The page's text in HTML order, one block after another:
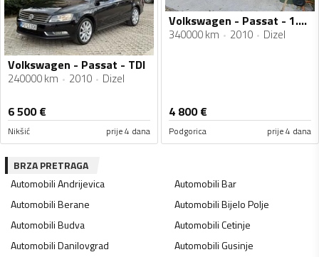
Volkswagen - Passat - TDI
240000 km 2010 Dizel
6 500€
Nikšić prije 4 dana
Volkswagen - Passat - 1.6 TDI
340000 km 2010 Dizel
4 800€
Podgorica prije 4 dana
BRZA PRETRAGA
AutomobiliAndrijevica AutomobiliBar
AutomobiliBerane AutomobiliBijelo Polje
AutomobiliBudva AutomobiliCetinje
AutomobiliDanilovgrad AutomobiliGusinje